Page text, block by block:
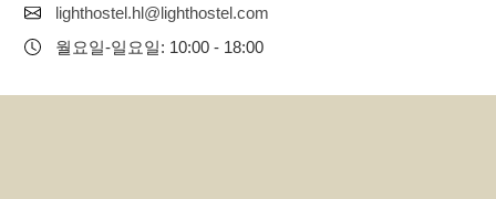
lighthostel.hl@lighthostel.com
월요일-일요일: 10:00 - 18:00